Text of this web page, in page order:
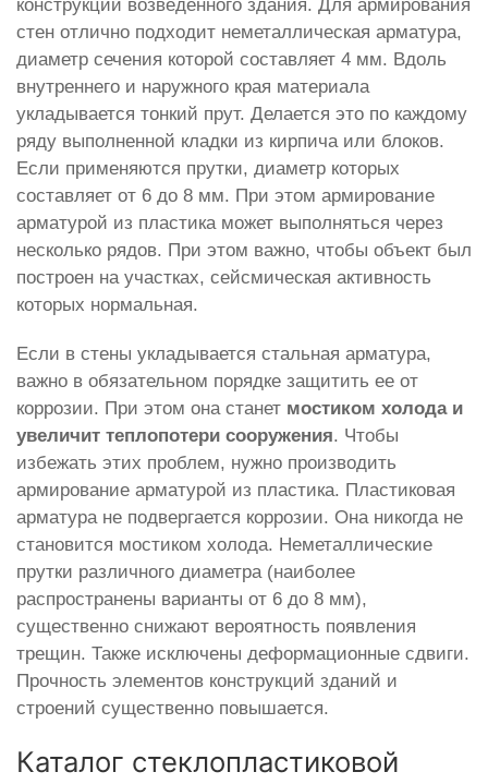
конструкций возведенного здания. Для армирования
стен отлично подходит неметаллическая арматура,
диаметр сечения которой составляет 4 мм. Вдоль
внутреннего и наружного края материала
укладывается тонкий прут. Делается это по каждому
ряду выполненной кладки из кирпича или блоков.
Если применяются прутки, диаметр которых
составляет от 6 до 8 мм. При этом армирование
арматурой из пластика может выполняться через
несколько рядов. При этом важно, чтобы объект был
построен на участках, сейсмическая активность
которых нормальная.
Если в стены укладывается стальная арматура,
важно в обязательном порядке защитить ее от
коррозии. При этом она станет мостиком холода и
увеличит теплопотери сооружения. Чтобы
избежать этих проблем, нужно производить
армирование арматурой из пластика. Пластиковая
арматура не подвергается коррозии. Она никогда не
становится мостиком холода. Неметаллические
прутки различного диаметра (наиболее
распространены варианты от 6 до 8 мм),
существенно снижают вероятность появления
трещин. Также исключены деформационные сдвиги.
Прочность элементов конструкций зданий и
строений существенно повышается.
Каталог стеклопластиковой